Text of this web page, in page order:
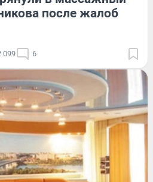
после жалоб
099 6